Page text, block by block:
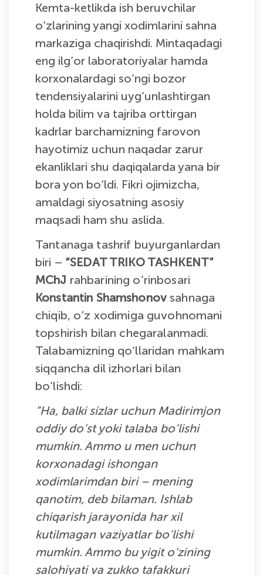
Kemta-ketlikda ish beruvchilar
o‘zlarining yangi xodimlarini sahna
markaziga chaqirishdi. Mintaqadagi
eng ilg‘or laboratoriyalar hamda
korxonalardagi so‘ngi bozor
tendensiyalarini uyg‘unlashtirgan
holda bilim va tajriba orttirgan
kadrlar barchamizning farovon
hayotimiz uchun naqadar zarur
ekanliklari shu daqiqalarda yana bir
bora yon bo‘ldi. Fikri ojimizcha,
amaldagi siyosatning asosiy
maqsadi ham shu aslida.
Tantanaga tashrif buyurganlardan
biri – “SEDAT TRIKO TASHKENT”
MChJ rahbarining o’rinbosari
Konstantin Shamshonovsahnaga
chiqib, o‘z xodimiga guvohnomani
topshirish bilan chegaralanmadi.
Talabamizning qo‘llaridan mahkam
siqqancha dil izhorlari bilan
bo‘lishdi:
“Ha, balki sizlar uchun Madirimjon
oddiy do‘st yoki talaba bo‘lishi
mumkin. Ammo u men uchun
korxonadagi ishongan
xodimlarimdan biri – mening
qanotim, deb bilaman. Ishlab
chiqarish jarayonida har xil
kutilmagan vaziyatlar bo‘lishi
mumkin. Ammo bu yigit o‘zining
salohiyati va zukko tafakkuri